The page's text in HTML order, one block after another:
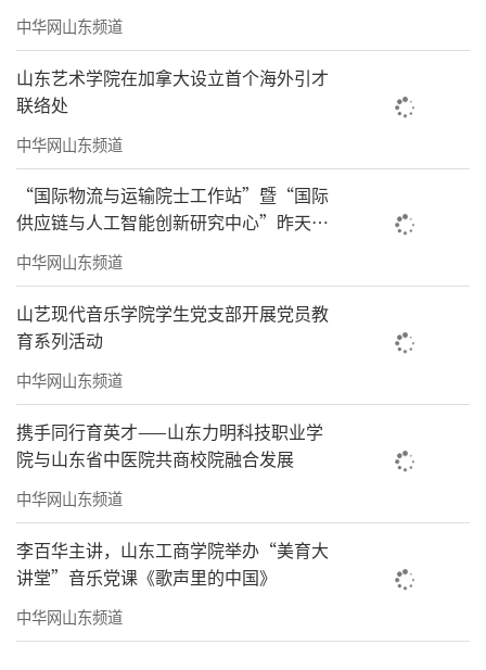
中华网山东频道
山东艺术学院在加拿大设立首个海外引才
联络处
中华网山东频道
“国际物流与运输院士工作站”暨“国际
供应链与人工智能创新研究中心”昨天同
时落户青岛恒星科技学院
中华网山东频道
山艺现代音乐学院学生党支部开展党员教
育系列活动
中华网山东频道
携手同行育英才——山东力明科技职业学
院与山东省中医院共商校院融合发展
中华网山东频道
李百华主讲，山东工商学院举办“美育大
讲堂”音乐党课《歌声里的中国》
中华网山东频道